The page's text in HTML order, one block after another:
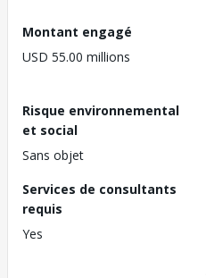
Montant engagé
USD 55.00 millions
Risque environnemental
et social
Sans objet
Services de consultants
requis
Yes